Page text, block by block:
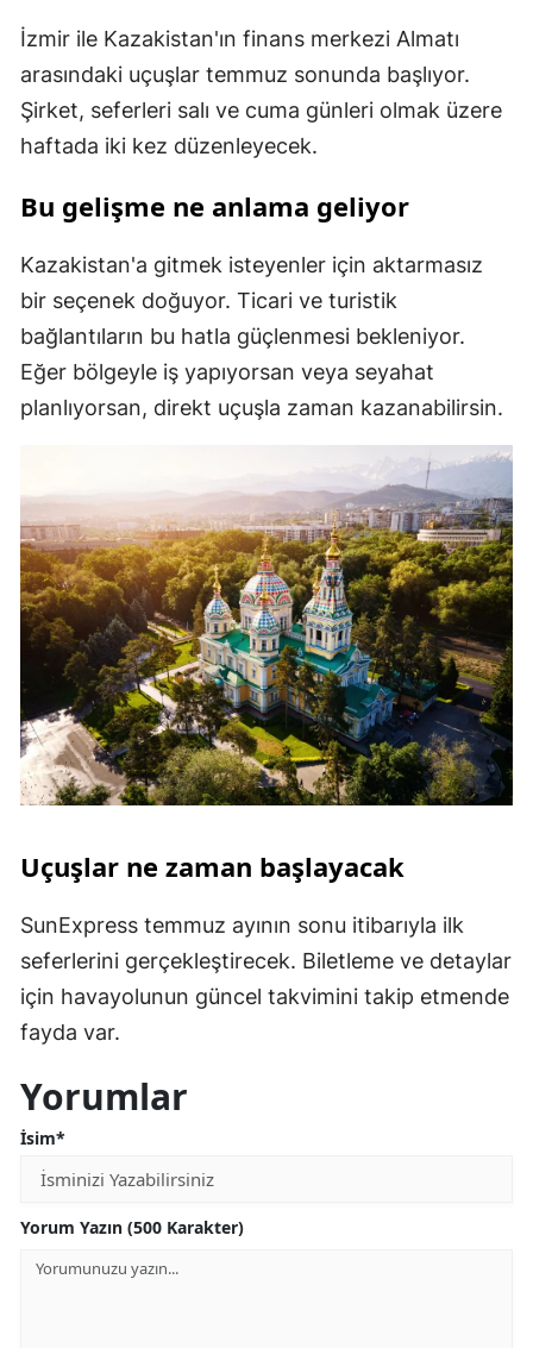
İzmir ile Kazakistan'ın finans merkezi Almatı
arasındaki uçuşlar temmuz sonunda başlıyor.
Şirket, seferleri salı ve cuma günleri olmak üzere
haftada iki kez düzenleyecek.
Bu gelişme ne anlama geliyor
Kazakistan'a gitmek isteyenler için aktarmasız
bir seçenek doğuyor. Ticari ve turistik
bağlantıların bu hatla güçlenmesi bekleniyor.
Eğer bölgeyle iş yapıyorsan veya seyahat
planlıyorsan, direkt uçuşla zaman kazanabilirsin.
Uçuşlar ne zaman başlayacak
SunExpress temmuz ayının sonu itibarıyla ilk
seferlerini gerçekleştirecek. Biletleme ve detaylar
için havayolunun güncel takvimini takip etmende
fayda var.
Yorumlar
İsim*
Yorum Yazın (500 Karakter)